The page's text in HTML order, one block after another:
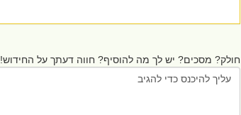
חולק? מסכים? יש לך מה להוסיף? חווה דעתך על החידוש!